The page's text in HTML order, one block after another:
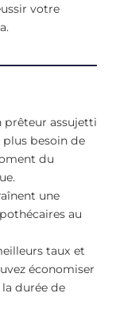
votre
prêteur assujetti
plus besoin de
du
une
au
taux et
économiser
durée de